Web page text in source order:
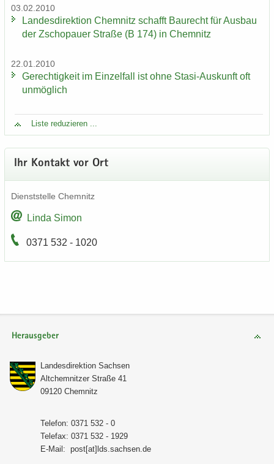
03.02.2010
Lan­des­di­rek­ti­on Chem­nitz schafft Bau­recht für Aus­bau
der Zscho­pau­er Stra­ße (B 174) in Chem­nitz
22.01.2010
Ge­rech­tig­keit im Ein­zel­fall ist ohne Stasi-​Auskunft oft
un­mög­lich
Liste re­du­zie­ren ...
Ihr Kon­takt vor Ort
Dienst­stel­le Chem­nitz
Linda Simon
0371 532 - 1020
Herausgeber
Lan­des­di­rek­ti­on Sach­sen
Alt­chem­nit­zer Stra­ße 41
09120 Chem­nitz
Te­le­fon: 0371 532 - 0
Te­le­fax: 0371 532 - 1929
E-​Mail: post[at]lds.sach­sen.de